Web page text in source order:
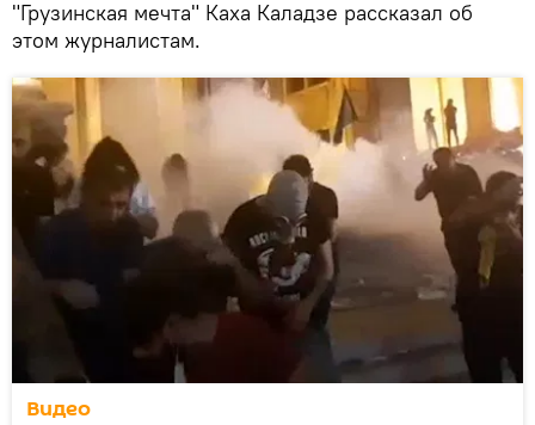
"Грузинская мечта" Каха Каладзе рассказал об
этом журналистам.
Видео